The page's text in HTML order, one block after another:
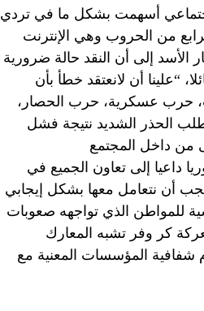
أسهمت بشكل ما في تردي
من الحروب وهي الإنترنت
إلى أن النقد حالة ضرورية
“علينا أن لانعتقد خطأ بأن
حرب عسكرية، حرب الحصار،
الحذر الشديد نتيجة فشل
من داخل المجتمع
داعيا إلى تعاون الجميع في
أن نتعامل معها بشكل إيجابي
للمواطن الذي تواجهه صعوبات
كر وفر تشبه المعارك
المؤسسات المعنية مع